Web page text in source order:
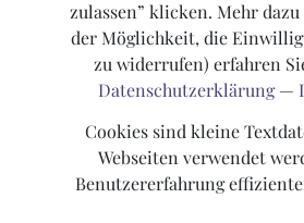
zulassen” klicken. Mehr
der Möglichkeit, die
zu widerrufen) erfahren
Datenschutzerklärung—
Cookies sind kleine
Webseiten verwendet
Benutzererfahrung